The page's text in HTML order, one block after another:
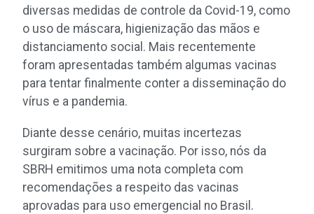
diversas medidas de controle da Covid-19, como
o uso de máscara, higienização das mãos e
distanciamento social. Mais recentemente
foram apresentadas também algumas vacinas
para tentar finalmente conter a disseminação do
vírus e a pandemia.
Diante desse cenário, muitas incertezas
surgiram sobre a vacinação. Por isso, nós da
SBRH emitimos uma nota completa com
recomendações a respeito das vacinas
aprovadas para uso emergencial no Brasil.